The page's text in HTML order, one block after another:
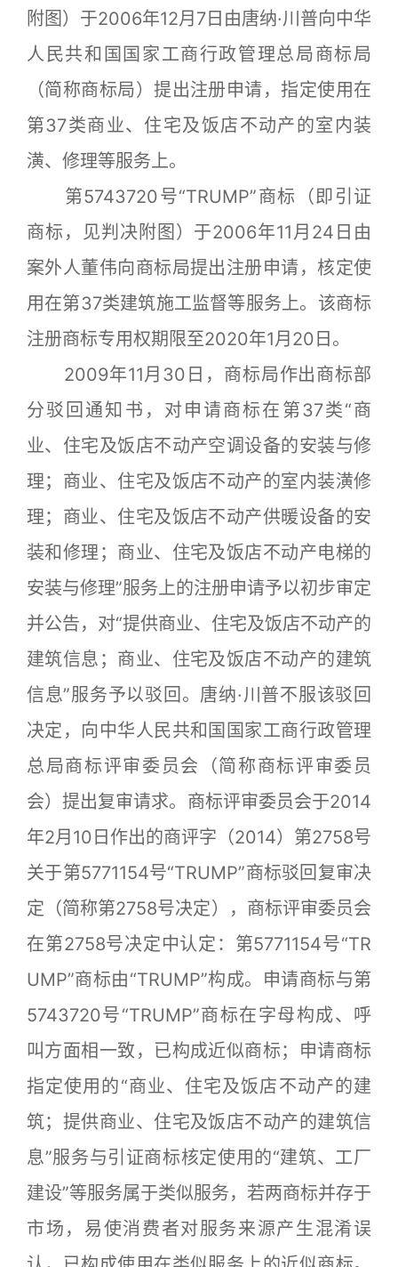
附图）于2006年12月7日由唐纳·川普向中华
人民共和国国家工商行政管理总局商标局
（简称商标局）提出注册申请，指定使用在
第37类商业、住宅及饭店不动产的室内装
潢、修理等服务上。
第5743720号“TRUMP”商标（即引证
商标，见判决附图）于2006年11月24日由
案外人董伟向商标局提出注册申请，核定使
用在第37类建筑施工监督等服务上。该商标
注册商标专用权期限至2020年1月20日。
2009年11月30日，商标局作出商标部
分驳回通知书，对申请商标在第37类“商
业、住宅及饭店不动产空调设备的安装与修
理；商业、住宅及饭店不动产的室内装潢修
理；商业、住宅及饭店不动产供暖设备的安
装和修理；商业、住宅及饭店不动产电梯的
安装与修理”服务上的注册申请予以初步审定
并公告，对“提供商业、住宅及饭店不动产的
建筑信息；商业、住宅及饭店不动产的建筑
信息”服务予以驳回。唐纳·川普不服该驳回
决定，向中华人民共和国国家工商行政管理
总局商标评审委员会（简称商标评审委员
会）提出复审请求。商标评审委员会于2014
年2月10日作出的商评字（2014）第2758号
关于第5771154号“TRUMP”商标驳回复审决
定（简称第2758号决定），商标评审委员会
在第2758号决定中认定：第5771154号“TR
UMP”商标由“TRUMP”构成。申请商标与第
5743720号“TRUMP”商标在字母构成、呼
叫方面相一致，已构成近似商标；申请商标
指定使用的“商业、住宅及饭店不动产的建
筑；提供商业、住宅及饭店不动产的建筑信
息”服务与引证商标核定使用的“建筑、工厂
建设”等服务属于类似服务，若两商标并存于
市场，易使消费者对服务来源产生混淆误